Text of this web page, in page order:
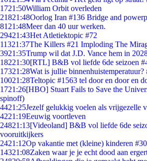
1721:50William Orbit overleden
21821:48Oorlog Iran #136 Bridge and
81 21:48Meer dan 40 uur werken.
29421:43Het Atletiektopic #72
11321:37The Killers #21 Imploding The
3921:35Trump wil dat J.D. Vance hem in
18221:30[RTL] B&B vol liefde 6de seizoen
17321:28Wat is jullie
10021:28Teltopic #1563 tel door en door en
1721:26[HBO] Stuart Fails to Save the
spinoff)
4421:25Jezelf gelukkig voelen als vrijgezelle
4221:19Eeuwig voortleven
24821:13[Videoland] B&B vol liefde 6de
vooruitkijkers
2421:12Op vakantie met (kleine) kinderen #30
14321:08Zaken waar je je echt dood aan